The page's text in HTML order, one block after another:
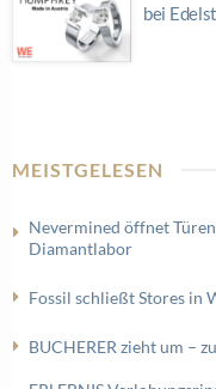
bei
MEISTGELESEN
Nevermined öffnet
Diamantlabor
Fossil schließt Stores in
BUCHERER zieht um –